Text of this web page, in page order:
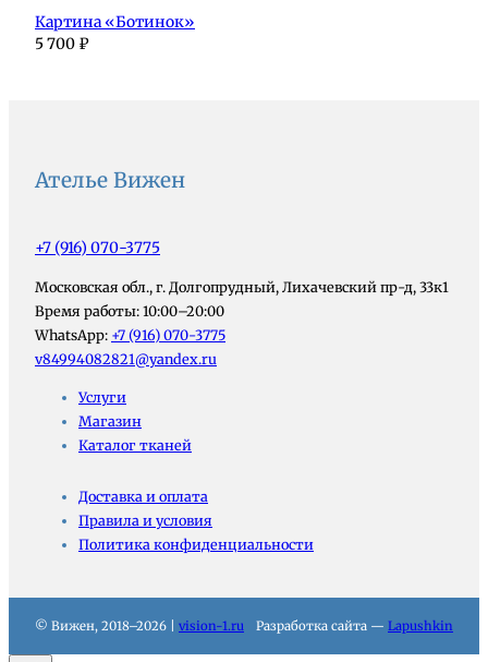
Картина «Ботинок»
5 700 ₽
Ателье Вижен
+7 (916) 070-3775
Московская обл., г. Долгопрудный, Лихачевский пр-д, 33к1
Время работы: 10:00–20:00
WhatsApp: +7 (916) 070-3775
v84994082821@yandex.ru
Услуги
Магазин
Каталог тканей
Доставка и оплата
Правила и условия
Политика конфиденциальности
© Вижен, 2018–2026 | vision-1.ru Разработка сайта — Lapushkin